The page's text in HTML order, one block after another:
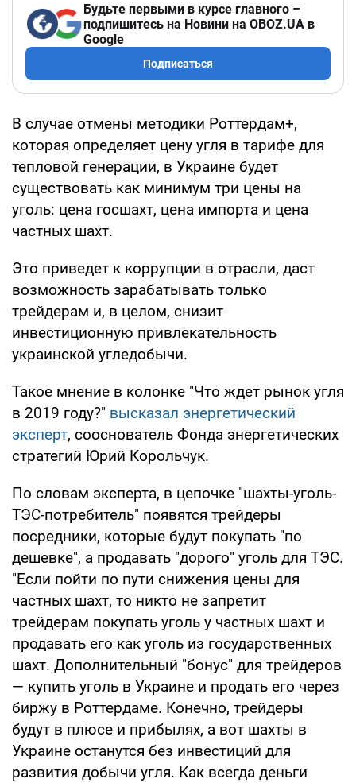
Будьте первыми в курсе главного –
подпишитесь на Новини на OBOZ.UA в
Google
Подписаться
В случае отмены методики Роттердам+,
которая определяет цену угля в тарифе для
тепловой генерации, в Украине будет
существовать как минимум три цены на
уголь: цена госшахт, цена импорта и цена
частных шахт.
Это приведет к коррупции в отрасли, даст
возможность зарабатывать только
трейдерам и, в целом, снизит
инвестиционную привлекательность
украинской угледобычи.
Такое мнение в колонке "Что ждет рынок угля
в 2019 году?" высказал энергетический
эксперт, сооснователь Фонда энергетических
стратегий Юрий Корольчук.
По словам эксперта, в цепочке "шахты-уголь-
ТЭС-потребитель" появятся трейдеры
посредники, которые будут покупать "по
дешевке", а продавать "дорого" уголь для ТЭС.
"Если пойти по пути снижения цены для
частных шахт, то никто не запретит
трейдерам покупать уголь у частных шахт и
продавать его как уголь из государственных
шахт. Дополнительный "бонус" для трейдеров
— купить уголь в Украине и продать его через
биржу в Роттердаме. Конечно, трейдеры
будут в плюсе и прибылях, а вот шахты в
Украине останутся без инвестиций для
развития добычи угля. Как всегда деньги